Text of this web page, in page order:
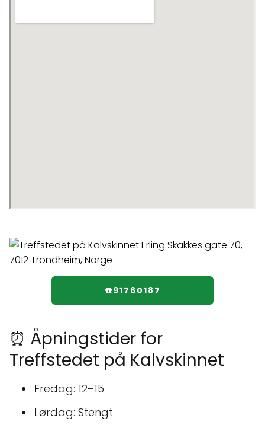
☎️91760187
⏰ Åpningstider for
Treffstedet på Kalvskinnet
Fredag: 12–15
Lørdag: Stengt